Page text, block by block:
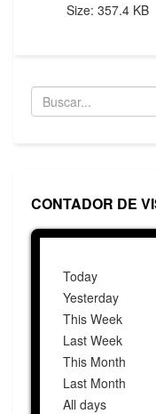
Size: 357.4 KB
CONTADOR DE
Today
Yesterday
This Week
Last Week
This Month
Last Month
All days